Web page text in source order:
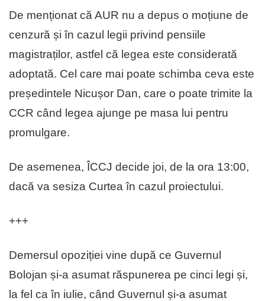
De menționat că AUR nu a depus o moțiune de
cenzură și în cazul legii privind pensiile
magistraților, astfel că legea este considerată
adoptată. Cel care mai poate schimba ceva este
președintele Nicușor Dan, care o poate trimite la
CCR când legea ajunge pe masa lui pentru
promulgare.
De asemenea, ÎCCJ decide joi, de la ora 13:00,
dacă va sesiza Curtea în cazul proiectului.
+++
Demersul opoziției vine după ce Guvernul
Bolojan și-a asumat răspunerea pe cinci legi și,
la fel ca în iulie, când Guvernul și-a asumat